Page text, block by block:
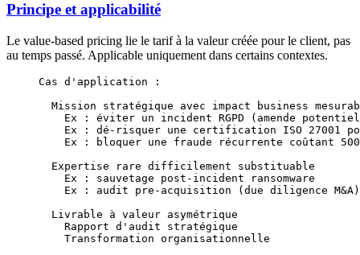
Principe et applicabilité
Le value-based pricing lie le tarif à la valeur créée pour le client, pas
au temps passé. Applicable uniquement dans certains contextes.
Cas d'application :
Mission stratégique avec impact business
Ex : éviter un incident RGPD (amende
Ex : dé-risquer une certification ISO 27001
Ex : bloquer une fraude récurrente coûtant
  Expertise rare difficilement substituable
    Ex : sauvetage post-incident ransomware
    Ex : audit pre-acquisition (due diligence M&A)
  Livrable à valeur asymétrique
    Rapport d'audit stratégique
    Transformation organisationnelle